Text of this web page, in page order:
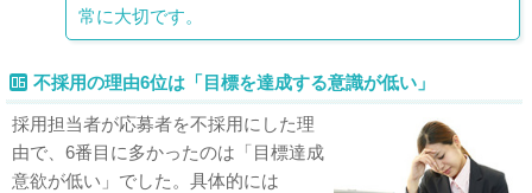
常に大切です。
不採用の理由6位は「目標を達成する意識が低い」
採用担当者が応募者を不採用にした理
由で、6番目に多かったのは「目標達成
意欲が低い」でした。具体的には